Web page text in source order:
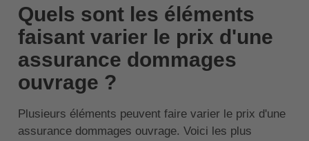
Quels sont les éléments
faisant varier le prix d'une
assurance dommages
ouvrage ?
Plusieurs éléments peuvent faire varier le prix d'une
assurance dommages ouvrage. Voici les plus